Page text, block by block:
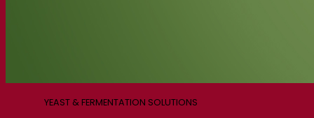
YEAST & FERMENTATION SOLUTIONS